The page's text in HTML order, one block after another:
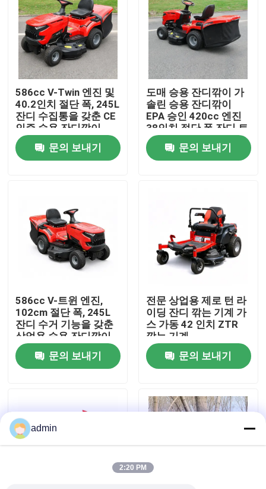
비디오
우리 에 관한 것
공장 표시
저희와 연락
인용 을 요청 하십시오
휘발유 동력톱
포켓용 작은 동력톱
586cc V-Twin 엔진 및
40.2인치 절단 폭, 245L
잔디 수집통을 갖춘 CE
인증 승용 잔디깎이
문의 보내기
도매 승용 잔디깎이 가
솔린 승용 잔디깎이
EPA 승인 420cc 엔진
38인치 절단 폭 잔디 트
랙터 OEM 지원
문의 보내기
586cc V-트윈 엔진,
102cm 절단 폭, 245L
잔디 수거 기능을 갖춘
상업용 승용 잔디깎이
문의 보내기
전문 상업용 제로 턴 라
이딩 잔디 깎는 기계 가
스 가동 42 인치 ZTR
깎는 기계
문의 보내기
admin
2:20 PM